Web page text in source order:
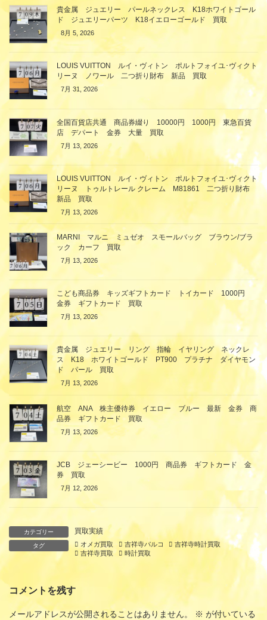
貴金属 ジュエリー パールネックレス K18ホワイトゴール
ド ジュエリーパーツ K18イエローゴールド 買取
8月 5, 2026
LOUIS VUITTON ルイ・ヴィトン ポルトフォイユ･ヴィクト
リーヌ ノワール 二つ折り財布 新品 買取
7月 31, 2026
全国百貨店共通 商品券綴り 10000円 1000円 東急百貨
店 デパート 金券 大量 買取
7月 13, 2026
LOUIS VUITTON ルイ・ヴィトン ポルトフォイユ･ヴィクト
リーヌ トゥルトレール クレーム M81861 二つ折り財布
新品 買取
7月 13, 2026
MARNI マルニ ミュゼオ スモールバッグ ブラウン/ブラ
ック カーフ 買取
7月 13, 2026
こども商品券 キッズギフトカード トイカード 1000円
金券 ギフトカード 買取
7月 13, 2026
貴金属 ジュエリー リング 指輪 イヤリング ネックレ
ス K18 ホワイトゴールド PT900 プラチナ ダイヤモン
ド パール 買取
7月 13, 2026
航空 ANA 株主優待券 イエロー ブルー 最新 金券 商
品券 ギフトカード 買取
7月 13, 2026
JCB ジェーシービー 1000円 商品券 ギフトカード 金
券 買取
7月 12, 2026
カテゴリー 買取実績
タグ オメガ買取 吉祥寺パルコ
吉祥寺時計買取
吉祥寺買取
時計買取
コメントを残す
メールアドレスが公開されることはありません。 ※ が付いている